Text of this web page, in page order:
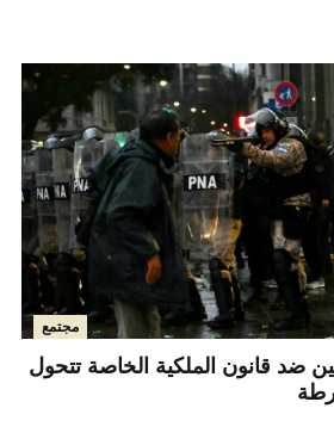
مجتمع
ضد قانون الملكية الخاصة تتحول